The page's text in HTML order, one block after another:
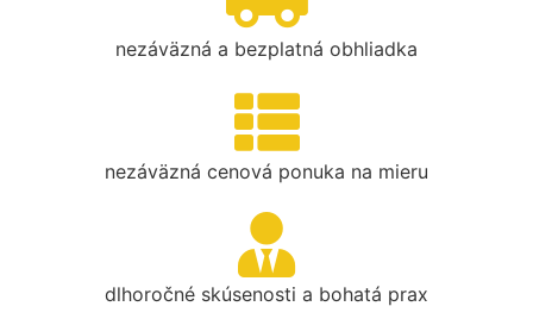
nezáväzná a bezplatná obhliadka
nezáväzná cenová ponuka na mieru
dlhoročné skúsenosti a bohatá prax